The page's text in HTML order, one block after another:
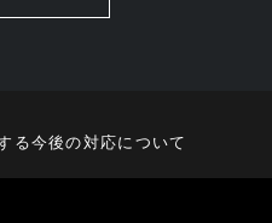
る今後の対応について